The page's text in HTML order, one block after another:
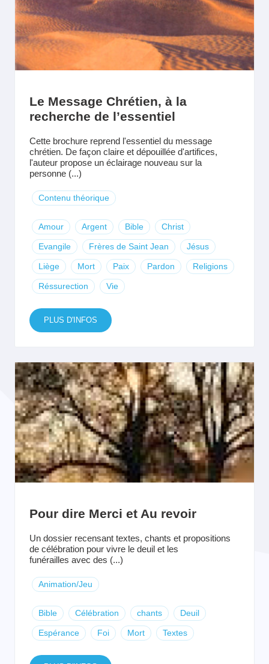
Le Message Chrétien, à la
recherche de l’essentiel
Cette brochure reprend l'essentiel du message
chrétien. De façon claire et dépouillée d'artifices,
l'auteur propose un éclairage nouveau sur la
personne (...)
Contenu théorique
Amour Argent Bible Christ
Evangile Frères de Saint Jean Jésus
Liège Mort Paix Pardon Religions
Réssurection Vie
PLUS D'INFOS
Pour dire Merci et Au revoir
Un dossier recensant textes, chants et propositions
de célébration pour vivre le deuil et les
funérailles avec des (...)
Animation/Jeu
Bible Célébration chants Deuil
Espérance Foi Mort Textes